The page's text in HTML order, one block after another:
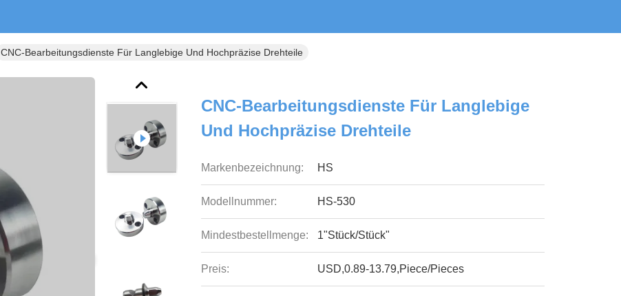
CNC-Bearbeitungsdienste Für Langlebige Und Hochpräzise Drehteile
CNC-Bearbeitungsdienste Für Langlebige
Und Hochpräzise Drehteile
Markenbezeichnung: HS
Modellnummer: HS-530
Mindestbestellmenge: 1"Stück/Stück"
Preis: USD,0.89-13.79,Piece/Pieces